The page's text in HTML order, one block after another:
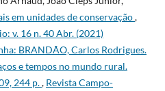
em unidades de conservação,
v. 16 n. 40 Abr. (2021)
BRANDÃO, Carlos Rodrigues.
e tempos no mundo rural.
244 p., Revista Campo-